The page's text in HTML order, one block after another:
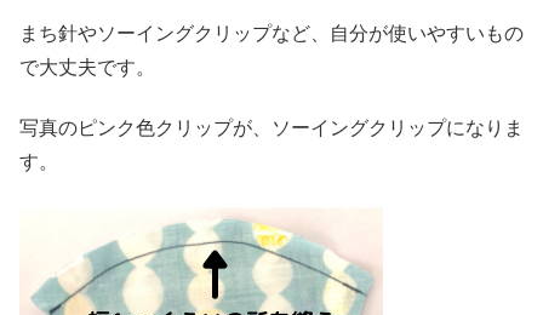
まち針やソーイングクリップなど、自分が使いやすいもの
で大丈夫です。
写真のピンク色クリップが、ソーイングクリップになりま
す。